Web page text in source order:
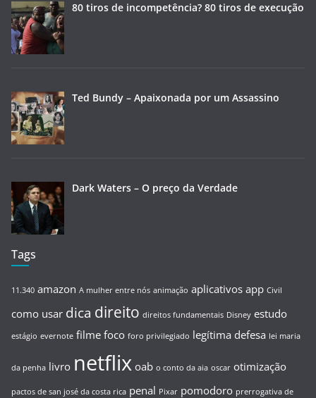
80 tiros de incompetência? 80 tiros de execução
Ted Bundy – Apaixonada por um Assassino
Dark Waters – O preço da Verdade
Tags
11.340 amazon A mulher entre nós animação aplicativosapp Civil
como usar dica direito direitos fundamentais Disney estudo
estágio evernote filmefoco foro privilegiado legítima defesa lei maria
da penha livro netflixoab o conto da aia oscar otimização
pactos de san josé da costa rica penal Pixar pomodoro prerrogativa de